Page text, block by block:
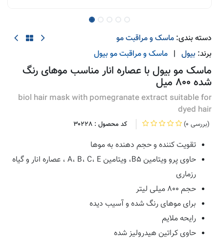
دسته بندی: ماسک و مراقبت مو
برند: بیول | ماسک و مراقبت مو بیول
ماسک مو بیول با عصاره انار مناسب موهای رنگ
شده 800 میل
biol hair mask with pomegranate extract suitable for
dyed hair
(0 بررسی) کد محصول : 30228
تقویت کننده و حجم دهنده به موها
حاوی پرو ویتامین B5، ویتامین A، B، C، E ، عصاره انار و گیاه
رزماری
حجم 800 میلی لیتر
برای موهای رنگ شده و آسیب دیده
رایحه ملایم
حاوی کراتین هیدرولیز شده